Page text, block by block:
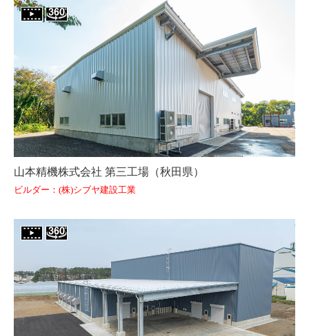
山本精機株式会社 第三工場（秋田県）
ビルダー：(株)シブヤ建設工業